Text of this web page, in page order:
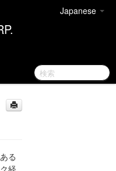
Japanese
ニカルドキュメンテ
る
経